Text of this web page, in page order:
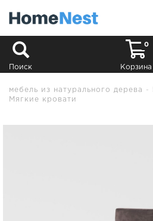
Поиск
0
Корзина
мебель из натурального дерева
Мягкие кровати